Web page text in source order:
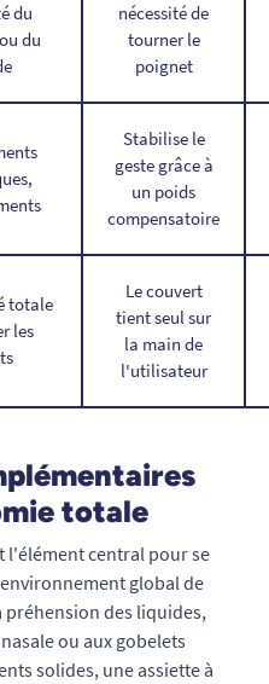
du
du
nécessité de
tourner le
poignet
Stabilise le
geste grâce à
un poids
compensatoire
totale
les
Le couvert
tient seul sur
la main de
l'utilisateur
totale
l'élément central pour se
global de
préhension des liquides,
ou aux gobelets
solides, une assiette à